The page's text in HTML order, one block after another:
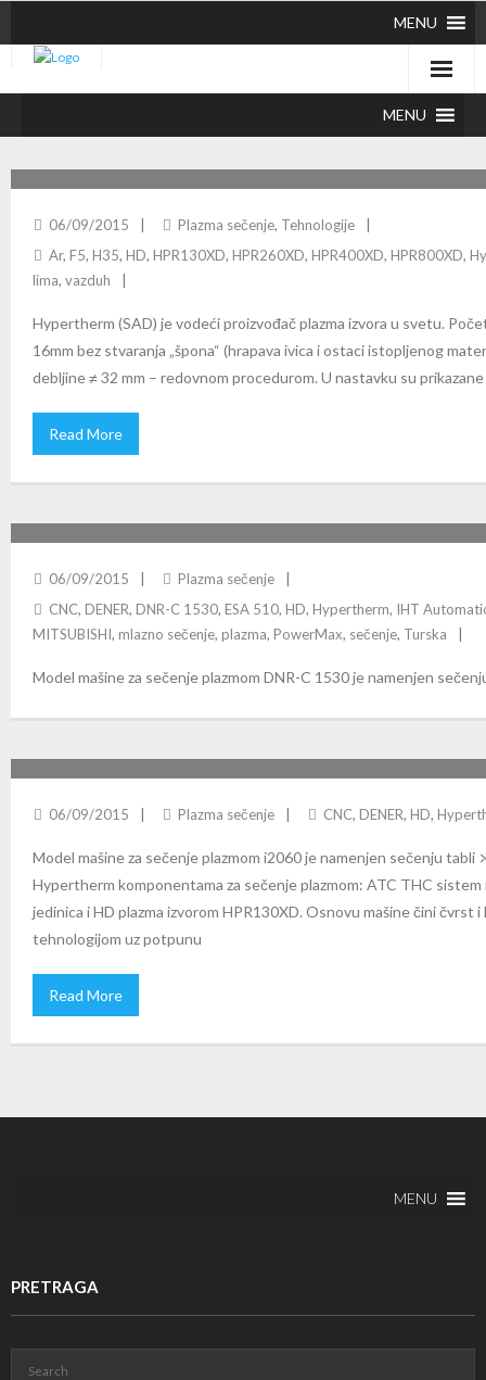
MENU
MENU
06/09/2015 Plazma sečenje, Tehnologije
Ar, F5, H35, HD, HPR130XD, HPR260XD, HPR400XD, HPR800XD,
lima, vazduh
Hypertherm (SAD) je vodeći proizvođač plazma izvora u svetu.
16mm bez stvaranja „špona“ (hrapava ivica i ostaci istopljenog
debljine ≠ 32 mm – redovnom procedurom. U nastavku su
Read More
06/09/2015
Plazma sečenje
CNC, DENER, DNR-C 1530, ESA 510, HD, Hypertherm, IHT
MITSUBISHI, mlazno sečenje, plazma, PowerMax, sečenje, Turska
Model mašine za sečenje plazmom DNR-C 1530 je namenjen
06/09/2015 Plazma sečenje CNC, DENER, HD,
Model mašine za sečenje plazmom i2060 je namenjen sečenju
Hypertherm komponentama za sečenje plazmom: ATC THC
jedinica i HD plazma izvorom HPR130XD. Osnovu mašine čini čvrst
tehnologijom uz potpunu
Read More
MENU
PRETRAGA